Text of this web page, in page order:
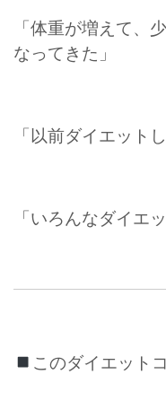
「体重が増えて、
なってきた」
「以前ダイエット
「いろんなダイエ
このダイエット